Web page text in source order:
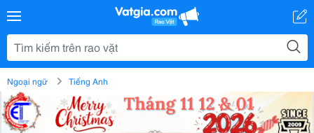
Ngoại ngữ Tiếng Anh